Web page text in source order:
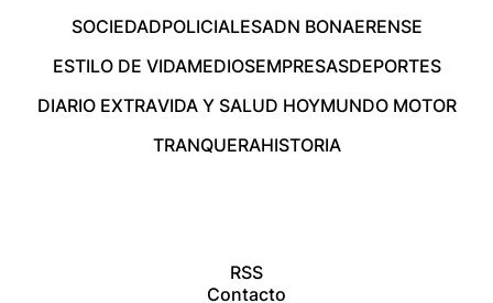
SOCIEDADPOLICIALESADN BONAERENSE
ESTILO DE VIDAMEDIOSEMPRESASDEPORTES
DIARIO EXTRAVIDA Y SALUD HOYMUNDO MOTOR
TRANQUERAHISTORIA
RSS
Contacto